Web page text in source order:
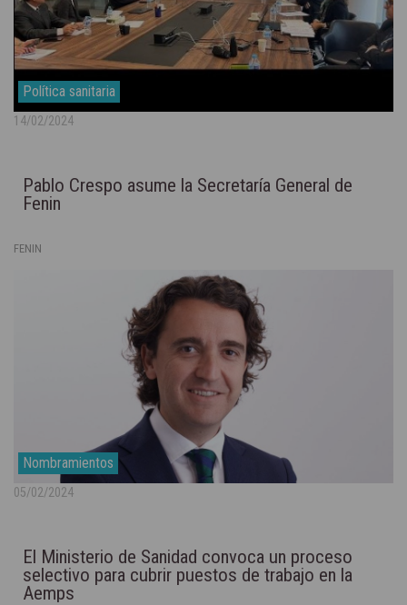
Política sanitaria
14/02/2024
Pablo Crespo asume la Secretaría General de
Fenin
FENIN
Nombramientos
05/02/2024
El Ministerio de Sanidad convoca un proceso
selectivo para cubrir puestos de trabajo en la
Aemps